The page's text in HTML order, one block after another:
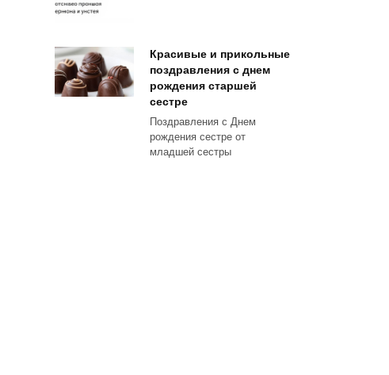
Красивые и прикольные
поздравления с днем
рождения старшей
сестре
Поздравления с Днем
рождения сестре от
младшей сестры